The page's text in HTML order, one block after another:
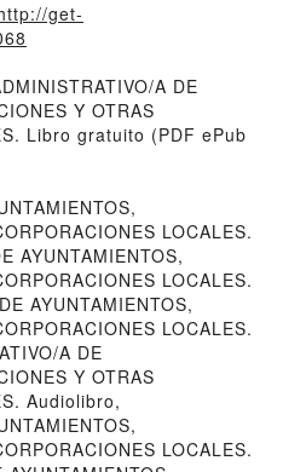
get-
A DE
Y OTRAS
Libro gratuito (PDF ePub
LOCALES.
AYUNTAMIENTOS,
LOCALES.
AYUNTAMIENTOS,
LOCALES.
A DE
Y OTRAS
Audiolibro,
LOCALES.